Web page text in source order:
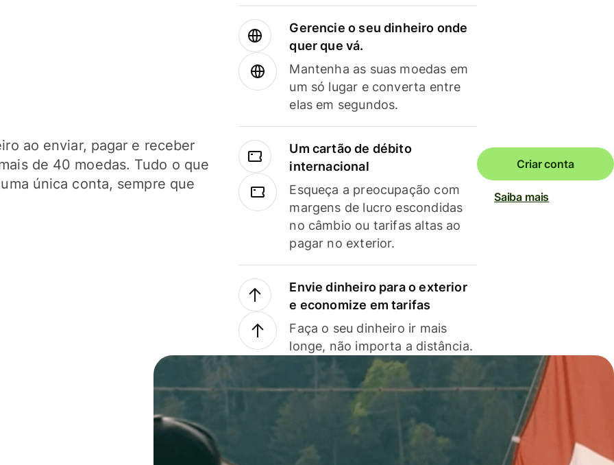
ao enviar, pagar e receber
de 40 moedas. Tudo o que
única conta, sempre que
Gerencie o seu dinheiro onde
quer que vá.
Mantenha as suas moedas em
um só lugar e converta entre
elas em segundos.
Um cartão de débito
internacional
Esqueça a preocupação com
margens de lucro escondidas
no câmbio ou tarifas altas ao
pagar no exterior.
Envie dinheiro para o exterior
e economize em tarifas
Faça o seu dinheiro ir mais
longe, não importa a distância.
Criar conta
Saiba mais